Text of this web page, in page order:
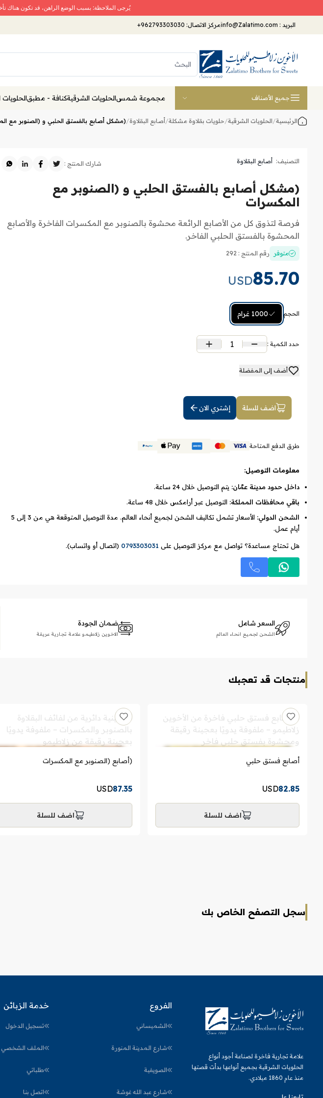
يُرجى الملاحظة: بسبب الوضع الراهن، قد تكون هناك
البريد : مركز الاتصال: +962793303030
جميع الأصناف مجموعة شمسالحلويات الشرقيةكنافة - مطبقالحلويات
الرئيسية/الحلويات الشرقية/حلويات بقلاوة مشكلة/أصابع البقلاوة/(مشكل أصابع بالفستق الحلبي و (الصنوبر مع
التصنيف: أصابع البقلاوة شارك المنتج :
(مشكل أصابع بالفستق الحلبي و (الصنوبر مع
المكسرات
فرصة لتذوق كل من الأصابع الرائعة محشوة بالصنوبر مع المكسرات الفاخرة والأصابع
المحشوة بالفستق الحلبي الفاخر.
متوفر رقم المنتج : 292
85.70
USD
الحجم: 1000 غرام
حدد الكمية : 1
أضف إلى المفضلة
اضف للسلة إشتري الان
طرق الدفع المتاحة
معلومات التوصيل:
داخل حدود مدينة عمّان: يتم التوصيل خلال 24 ساعة.
باقي محافظات المملكة: التوصيل عبر أرامكس خلال 48 ساعة.
الشحن الدولي:
الأسعار تشمل تكاليف الشحن لجميع أنحاء العالم. مدة التوصيل المتوقعة هي من 3 إلى 5
أيام عمل.
هل تحتاج مساعدة؟ تواصل مع مركز التوصيل على 0793303031 (اتصال أو واتساب).
السعر شامل
الشحن لجميع انحاء العالم
ضمان الجودة
الاخوين زلاطيمو علامة تجارية عريقة
منتجات قد تعجبك
أصابع فستق حلبي
82.85
USD
اضف للسلة
(أصابع (الصنوبر مع المكسرات
87.35
USD
اضف للسلة
سجل التصفح الخاص بك
علامة تجارية فاخرة لصناعة أجود أنواع
الحلويات الشرقية بجميع أنواعها بدأت قصتها
منذ عام 1860 ميلادي.
الفروع
الشميساني
شارع المدينة المنورة
الصويفية
شارع عبد الله غوشة
خدمة الزبائن
تسجيل الدخول
الملف الشخصي
طلباتي
اتصل بنا